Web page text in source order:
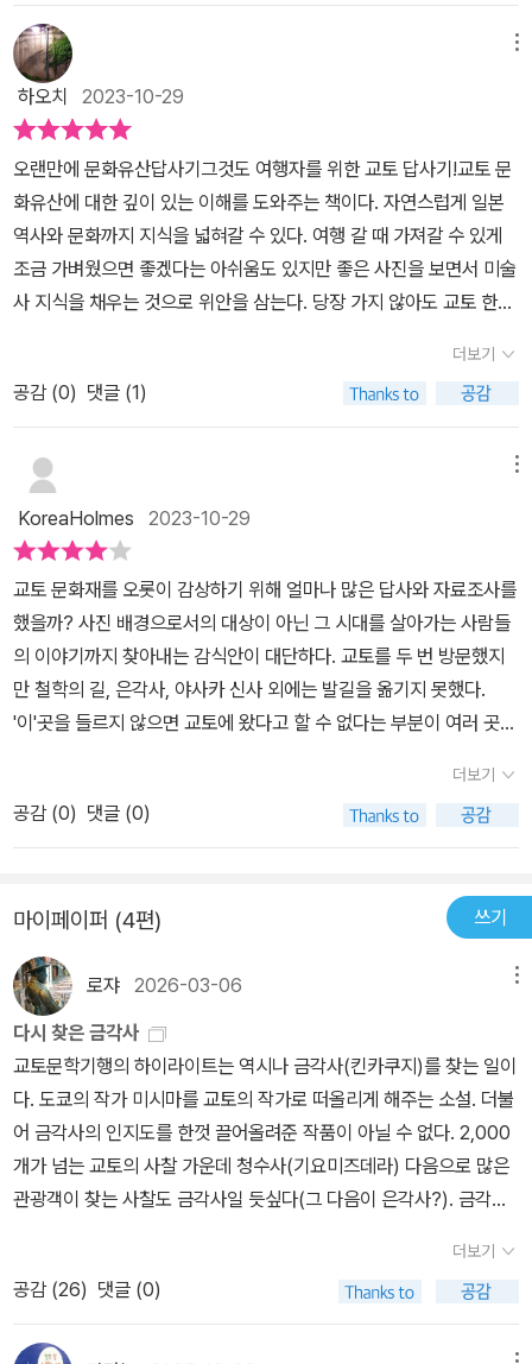
고 환상을 일이킨다고 했는데 작가님은 흩뿌리는 눈발 속 금빛을 발
하는 당당함에 시각적 관능미라 표현하며 아름다움을 말했다.✔️시대
의 미술, 건축에 대해 설명도 상세하지만 이 책에서 돋보였던 것은 정
원의 사진과 해석이었다. 일본인들은 정원에 대한 생각이 각별했는
데 역사의 사상에 따라 양식이 변화되고 새롭게 창출되며 일본미
의 진수를 보여주었다. 한국회화사를 전공하셔서인지 문화재 역사
에 대하여만 알리지 않는다. 남선사의 ‘어제비장전’ 목판화는 몽골 침
입 때 불타 없어지고 인출되어 일부만 소장되어있다고 했는데 고려시
대 일반 회화도 상당히 높은 수준일 것이라며 미술사 전공자들에
대학으로 유학왔던 시인 윤동주와 정지용의 자취도 담고 있다. 도쿄
여행은 일본의 역사뿐만 아니라 근대지성사의 일본과 한국에 대해 생
각해볼 수 있는 시간을 가질 수 있다고 말해주는 듯해서 도쿄에 여행
을 다시 가게된다면 우리나라 역사의 흔적에 대해 나도 찾아보아
야 할 것 같다.한국인들이 가장 많이 방문하는 여행지인 교토는 간략
하다고 적은 이 책에서만도 너무 많은 유적지와 문화유산이 나온
다. 교토 여행계획이 있다면 길잡이 역할을 해 줄 수 있는 이 책
은 꼭 읽고 가는 것을 추천한다. 욕심내서 여러군데를 대충보는 여행
보다 한두 곳만 가도 진정한 도쿄를 경험할 수 있는 것이 더 좋다 생각
한다. 미술관도 도슨트 깊이감 있는 해설을 한 작품을 보기 위해가듯
이. #여행자를위한교토답사기 #유홍준 #창비 #교토여행 #일본역
사 #일본여행책 #일본여행 #나의문화유산답사기일본편 #신간도
다. 사실 관광 가이드 목적으로만 이 책을 읽는다면 너무나 무겁게 느
껴질 것이다. 이 책은 마치 학술답사를 하듯이, 교토를 중심으로 꽃피
운 역사와 문화를 설명해주며 그 흐름에 따른 굵은 곁가지로 유물과
유적지를 이야기하는 책에 가깝다.개인적으로는 교토를 여행하면서
굉장히 일본적인 도시라는 인상을 많이 받았었는데 책을 읽으며 오히
려 생각이 조금 달라졌다. 책에 가장 많이 등장하는 단어 중 하나가 바
로 ‘도래인渡來人’이다. 주로 5~7세기 사이에 한반도에서 일본으로
건너간 사람들을 일컫는 표현이라고 하는데, 이 책을 읽다보면 고대
일본의 여러 문화나 풍습, 그 중에서도 특히 불교미술의 많은 요소가
이 도래계에서 나왔거나 영향을 받았다는 것을 알 수 있다.대학생 때
들었던 교양 일본사 수업 덕분에 아스카 문화의 상당 부분이 백제와
고구려의 영향을 받아 꽃피웠다는 사실은 알고 있었지만 이 정도로까
계의 영향을 받은 부분이고 또 어떤 부분이 일본에서 독자적으로 발
전해온 부분인지 더 잘 알 수 있었다.마침 얼마 전에 국립중앙박물관
사유의 방을 방문하여 반가사유상을 가까이에서 볼 기회가 있었는데,
반가사유상과 형제처럼 닮은 목조 불상을 보고 깜짝 놀랐다. 반갑기
도 하고, 이렇게까지 영향을 받았다니 신기하기도 하고……. 불상의
뿌리를 찾기 위해 여러 학자들이 달려들어 연구를 지속적으로 하고있
는 것도 왠지 대단하게 느껴졌다.내년 초에 집안 어른들을 모시고 교
토를 한 번 더 방문하게 될 것 같은데, 이 책을 통해 배운 내용들을 머
하오치 2023-10-29
오랜만에 문화유산답사기그것도 여행자를 위한 교토 답사기!교토 문
화유산에 대한 깊이 있는 이해를 도와주는 책이다. 자연스럽게 일본
역사와 문화까지 지식을 넓혀갈 수 있다. 여행 갈 때 가져갈 수 있게
조금 가벼웠으면 좋겠다는 아쉬움도 있지만 좋은 사진을 보면서 미술
사 지식을 채우는 것으로 위안을 삼는다. 당장 가지 않아도 교토 한바
해보기로 한다.광륭사 목조미륵반가사유상을 만나보고 싶고 철학의
길도 걸어보고 싶다는 상상을 하면서 제대로 공부하고 가고 싶다.
더보기
공감 (0) 댓글 (1)
KoreaHolmes 2023-10-29
교토 문화재를 오롯이 감상하기 위해 얼마나 많은 답사와 자료조사를
했을까? 사진 배경으로서의 대상이 아닌 그 시대를 살아가는 사람들
의 이야기까지 찾아내는 감식안이 대단하다. 교토를 두 번 방문했지
만 철학의 길, 은각사, 야사카 신사 외에는 발길을 옮기지 못했다.
'이'곳을 들르지 않으면 교토에 왔다고 할 수 없다는 부분이 여러 곳이
람으로서, 전문적 용어와 문화재 명칭은 그리 어렵지 않게 읽을 수 있
었으나, 글과 사진만으로 배운 것은 큰 감흥이 없었고 내 눈에 담았던
장소에 대한 이야기는 감회가 새로웠다.p.20 일본인들은 불교도 있
합이다. 삶 속에서 익히면서 신도와 불교가 자연스럽게 저절로 합쳐
진 것이었다.p.100 이것은 일본의 절 어디에서나 볼 수 있는 일반적
인 풍습이다. 절집마다 갖가지 방식으로 기부금을 유도한다. 그 아름
다운 동대사 이월당에 오르려면 계단 난간에 5만 엔, 10만 엔, 100만
엔 등 기진자의 희사금에 따라 크기가 다른 엄청나게 많은 돌기둥들
이 설치되어 있어 절로 혀끝을 차게 된다. 이어지러운 현판들은 한마
디로 돈이 아름다움을 이긴다는 얘기인 셈이다.p.116 백제계가 안식
처로 잡은 곳에 아스카라는 이름이 생겼듯이, 고구려계가 정착한 안
식처에는 야사카라는 이름이 생긴 것이다.오타 p.129 야마호코 → 야
더보기
공감 (0) 댓글 (0)
마이페이퍼 (4편) 쓰기
로쟈 2026-03-06
다시 찾은 금각사
교토문학기행의 하이라이트는 역시나 금각사(킨카쿠지)를 찾는 일이
다. 도쿄의 작가 미시마를 교토의 작가로 떠올리게 해주는 소설. 더불
어 금각사의 인지도를 한껏 끌어올려준 작품이 아닐 수 없다. 2,000
개가 넘는 교토의 사찰 가운데 청수사(기요미즈데라) 다음으로 많은
관광객이 찾는 사찰도 금각사일 듯싶다(그 다음이 은각사?). 금각사
종계 사찰(임제종)로 석정(돌과 자갈로만 꾸민 정원)으로 유명한 곳
이다. 위치상 금각사와 가깝기도 하여 일정에 추가했는데, 나는 은각
사와 더 가까웠던 것으로 잘못 기억하고 있었다. 이유는 은각사 역시
더보기
공감 (26) 댓글 (0)